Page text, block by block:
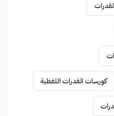
كورسات القدرات اللفظية